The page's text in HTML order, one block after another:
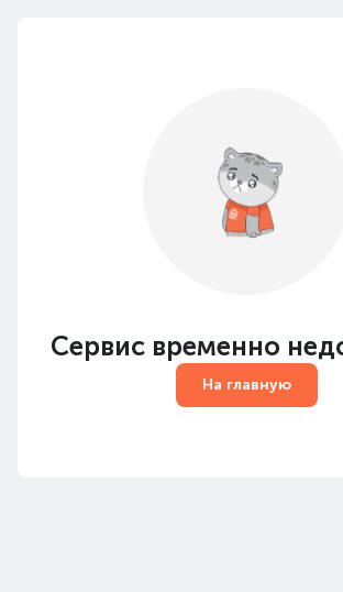
Сервис временно
На главную